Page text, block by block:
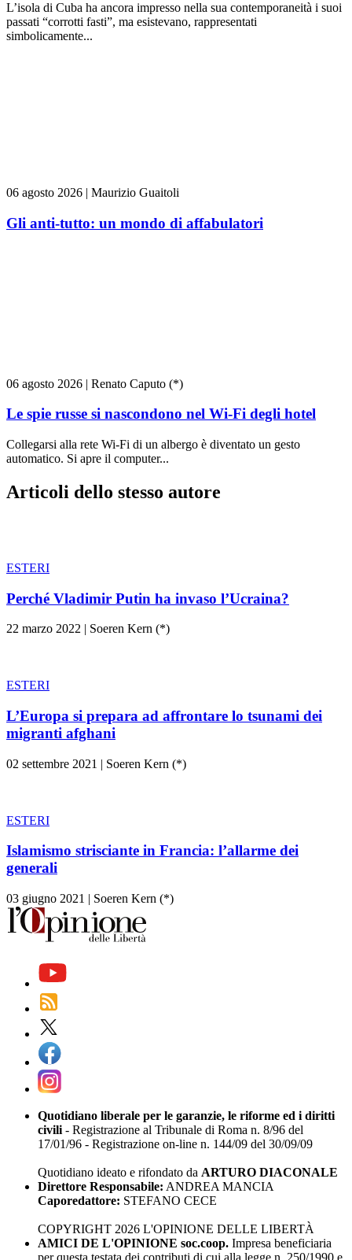
L’isola di Cuba ha ancora impresso nella sua contemporaneità i suoi
passati “corrotti fasti”, ma esistevano, rappresentati
simbolicamente...
06 agosto 2026 | Maurizio Guaitoli
Gli anti-tutto: un mondo di affabulatori
06 agosto 2026 | Renato Caputo (*)
Le spie russe si nascondono nel Wi-Fi degli hotel
Collegarsi alla rete Wi-Fi di un albergo è diventato un gesto
automatico. Si apre il computer...
Articoli dello stesso autore
ESTERI
Perché Vladimir Putin ha invaso l’Ucraina?
22 marzo 2022 | Soeren Kern (*)
ESTERI
L’Europa si prepara ad affrontare lo tsunami dei
migranti afghani
02 settembre 2021 | Soeren Kern (*)
ESTERI
Islamismo strisciante in Francia: l’allarme dei
generali
03 giugno 2021 | Soeren Kern (*)
Quotidiano liberale per le garanzie, le riforme ed i diritti
civili - Registrazione al Tribunale di Roma n. 8/96 del
17/01/96 - Registrazione on-line n. 144/09 del 30/09/09
Quotidiano ideato e rifondato da ARTURO DIACONALE
Direttore Responsabile: ANDREA MANCIA
Caporedattore: STEFANO CECE
COPYRIGHT 2026 L'OPINIONE DELLE LIBERTÀ
AMICI DE L'OPINIONE soc.coop. Impresa beneficiaria